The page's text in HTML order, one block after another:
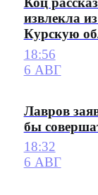
извлекла
Курскую
18:56
6 АВГ
Лавров
бы
18:32
6 АВГ